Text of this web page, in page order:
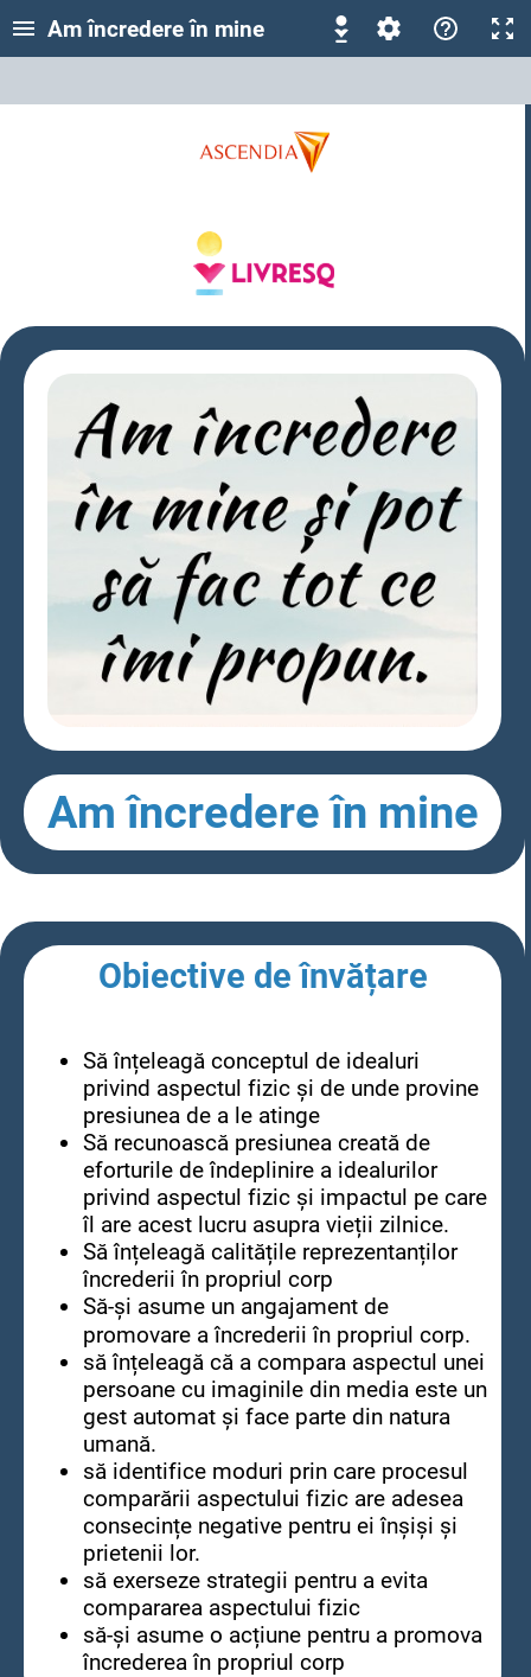
Am încredere în mine
Am încredere în mine
Obiective de învățare
Să înțeleagă conceptul de idealuri
privind aspectul fizic și de unde provine
presiunea de a le atinge
Să recunoască presiunea creată de
eforturile de îndeplinire a idealurilor
privind aspectul fizic și impactul pe care
îl are acest lucru asupra vieții zilnice.
Să înțeleagă calitățile reprezentanților
încrederii în propriul corp
Să-și asume un angajament de
promovare a încrederii în propriul corp.
să înțeleagă că a compara aspectul unei
persoane cu imaginile din media este un
gest automat și face parte din natura
umană.
să identifice moduri prin care procesul
comparării aspectului fizic are adesea
consecințe negative pentru ei înșiși și
prietenii lor.
să exerseze strategii pentru a evita
compararea aspectului fizic
să-și asume o acțiune pentru a promova
încrederea în propriul corp